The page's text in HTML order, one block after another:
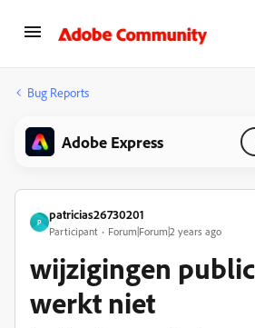
Bug Reports
Adobe Express
P
patricias26730201
Participant Forum|Forum|2 years ago
wijzigingen
werkt niet